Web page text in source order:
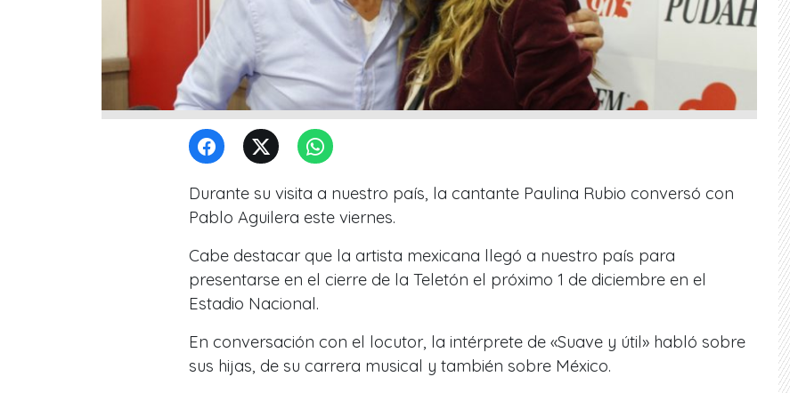
Durante su visita a nuestro país, la cantante Paulina Rubio conversó con
Pablo Aguilera este viernes.
Cabe destacar que la artista mexicana llegó a nuestro país para
presentarse en el cierre de la Teletón el próximo 1 de diciembre en el
Estadio Nacional.
En conversación con el locutor, la intérprete de «Suave y útil» habló sobre
sus hijas, de su carrera musical y también sobre México.